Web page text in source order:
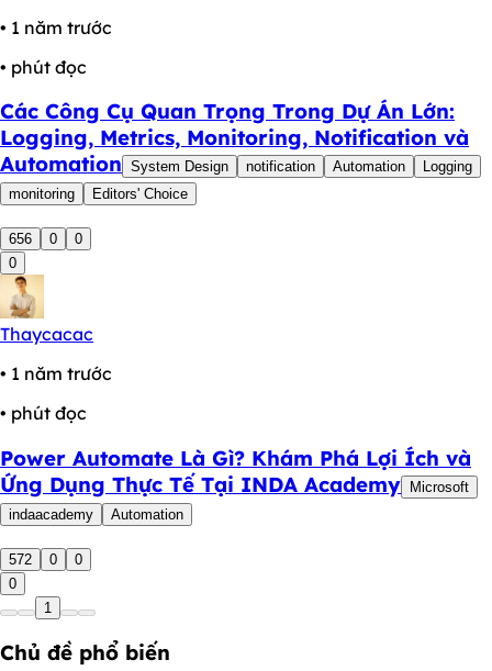
• 1 năm trước
• phút đọc
Các Công Cụ Quan Trọng Trong Dự Án Lớn:
Logging, Metrics, Monitoring, Notification và
Automation System Design notification Automation
Logging
monitoring
Editors' Choice
656 0
0
0
Thaycacac
• 1 năm trước
• phút đọc
Power Automate Là Gì? Khám Phá Lợi Ích và
Ứng Dụng Thực Tế Tại INDA Academy
Microsoft
indaacademy
Automation
572 0
0
0
1
Chủ đề phổ biến